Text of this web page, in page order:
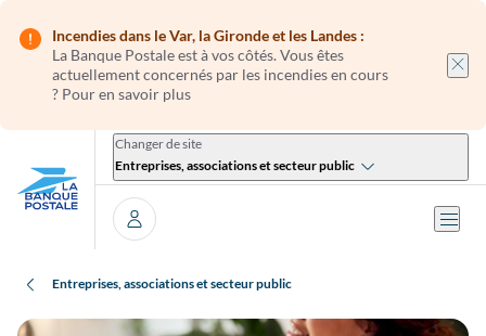
Incendies dans le Var, la Gironde et les Landes :
La Banque Postale està vos côtés. Vous êtes
actuellement concernés par les incendies en cours
? Pour en savoir plus
Changer de site
Entreprises, associations et secteur public
Se connecter
Entreprises, associations et secteur public